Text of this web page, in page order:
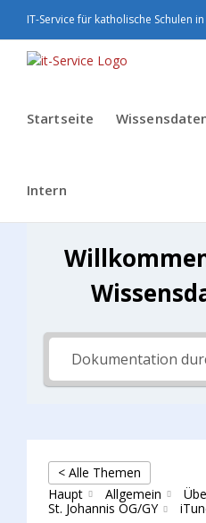
content
IT-Service für katholische Schulen
Startseite
Intern
< Alle Themen
Haupt
Allgemein
St. Johannis OG/GY